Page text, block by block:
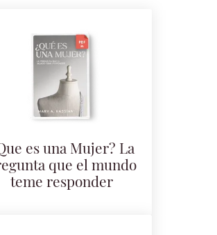
es una Mujer? La
que el mundo
teme responder